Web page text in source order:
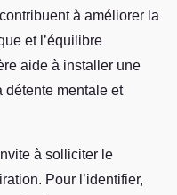
contribuent à améliorer la
et l’équilibre
aide à installer une
détente mentale et
à solliciter le
Pour l’identifier,